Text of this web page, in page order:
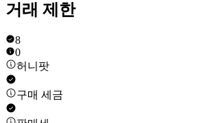
거래 제한
8
0
허니팟
구매 세금